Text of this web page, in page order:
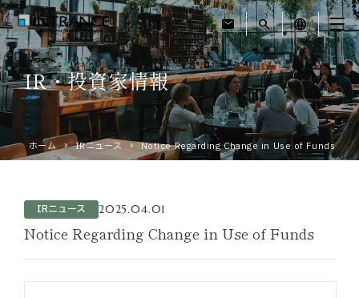
mail search language
トップ
企業情報
運営ホテル
IR・投資家情報
ホーム IRニュース Notice Regarding Change in Use of Funds
IRニュース 2025.04.01
Notice Regarding Change in Use of Funds